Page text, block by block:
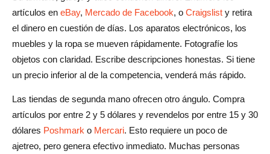
¿Cuál es el mejor método si tengo un tiempo limitado?
¿Qué método genera más dinero a largo plazo?
¿Cómo sé qué método es el adecuado para mí?
artículos en eBay, Mercado de Facebook, o Craigslist y retira
el dinero en cuestión de días. Los aparatos electrónicos, los
muebles y la ropa se mueven rápidamente. Fotografíe los
objetos con claridad. Escribe descripciones honestas. Si tiene
un precio inferior al de la competencia, venderá más rápido.
Las tiendas de segunda mano ofrecen otro ángulo. Compra
artículos por entre 2 y 5 dólares y revendelos por entre 15 y 30
dólares Poshmark o Mercari. Esto requiere un poco de
ajetreo, pero genera efectivo inmediato. Muchas personas